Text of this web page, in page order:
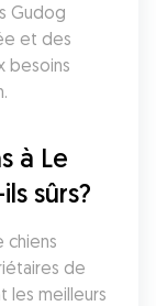
Gudog
et des
besoins
à Le
sûrs?
chiens
de
les meilleurs